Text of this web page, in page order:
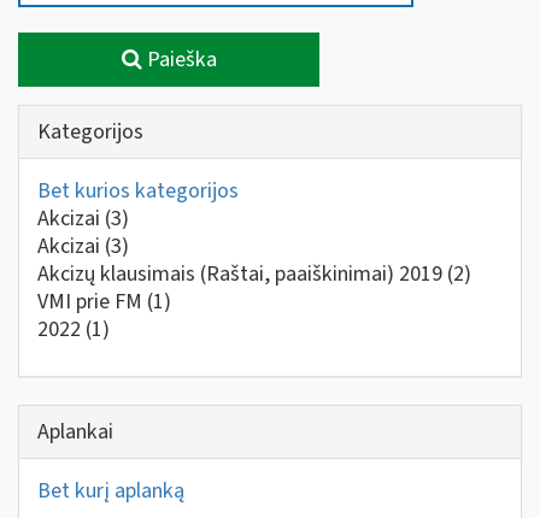
Paieška
Kategorijos
Bet kurios kategorijos
Akcizai (3)
Akcizai (3)
Akcizų klausimais (Raštai, paaiškinimai) 2019 (2)
VMI prie FM (1)
2022 (1)
Aplankai
Bet kurį aplanką